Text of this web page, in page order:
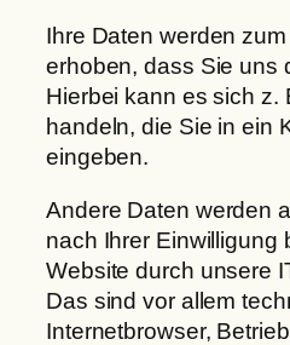
Ihre Daten werden
erhoben, dass Sie uns
Hierbei kann es sich z.
handeln, die Sie in ein
eingeben.
Andere Daten werden
nach Ihrer Einwilligung
Website durch unsere
Das sind vor allem
Internetbrowser,